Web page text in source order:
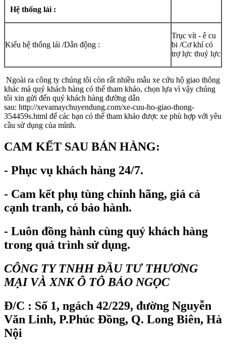
Hệ thống lái :
Kiểu hệ thống lái /Dẫn động :
Trục vít - ê cu
bi /Cơ khí có
trợ lực thuỷ lực
Ngoài ra công ty chúng tôi còn rất nhiều mẫu xe cứu hộ giao thông
khác mà quý khách hàng có thể tham khảo, chọn lựa vì vậy chúng
tôi xin gửi đến quý khách hàng đường dẫn
sau: http://xevamaychuyendung.com/xe-cuu-ho-giao-thong-
354459s.html để các bạn có thể tham khảo được xe phù hợp với yêu
cầu sử dụng của mình.
CAM KẾT SAU BÁN HÀNG:
- Phục vụ khách hàng 24/7.
- Cam kết phụ tùng chính hãng, giá cả
cạnh tranh, có bảo hành.
- Luôn đồng hành cùng quý khách hàng
trong quá trình sử dụng.
CÔNG TY TNHH ĐẦU TƯ THƯƠNG
MẠI VÀ XNK Ô TÔ BẢO NGỌC
Đ/C : Số 1, ngách 42/229, đường Nguyễn
Văn Linh, P.Phúc Đồng, Q. Long Biên, Hà
Nội